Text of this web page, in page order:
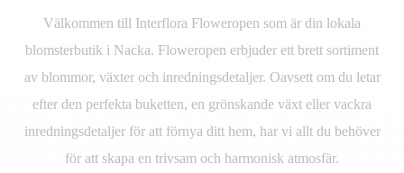
Välkommen till Interflora Floweropen som är din lokala
blomsterbutik i Nacka. Floweropen erbjuder ett brett sortiment
av blommor, växter och inredningsdetaljer. Oavsett om du letar
efter den perfekta buketten, en grönskande växt eller vackra
inredningsdetaljer för att förnya ditt hem, har vi allt du behöver
för att skapa en trivsam och harmonisk atmosfär.